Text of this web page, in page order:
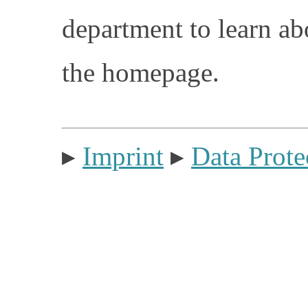
department to learn
the homepage.
▸ Imprint ▸ Data